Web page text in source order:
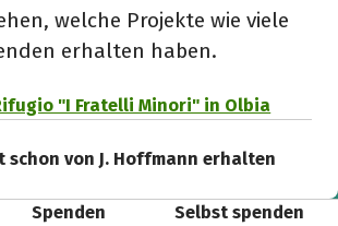
welche Projekte wie viele
erhalten haben.
"I Fratelli Minori" in Olbia
schon von J. Hoffmann erhalten
Spenden
Selbst spenden